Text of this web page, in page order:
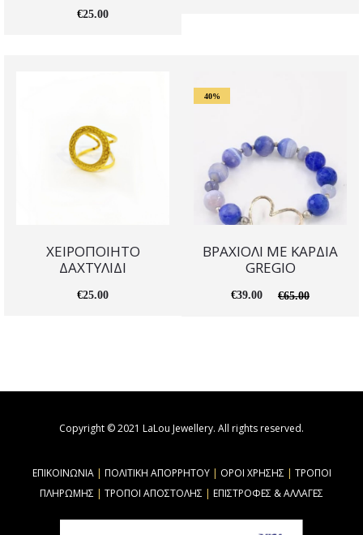
€25.00
ΧΕΙΡΟΠΟΙΗΤΟ
ΔΑΧΤΥΛΙΔΙ
€25.00
40%
ΒΡΑΧΙΟΛΙ ΜΕ ΚΑΡΔΙΑ
GREGIO
€65.00
€39.00
Copyright © 2021 LaLou Jewellery. All rights reserved.
ΕΠΙΚΟΙΝΩΝΙΑ | ΠΟΛΙΤΙΚΗ ΑΠΟΡΡΗΤΟΥ | ΟΡΟΙ ΧΡΗΣΗΣ | ΤΡΟΠΟΙ
ΠΛΗΡΩΜΗΣ | ΤΡΟΠΟΙ ΑΠΟΣΤΟΛΗΣ | ΕΠΙΣΤΡΟΦΕΣ & ΑΛΛΑΓΕΣ